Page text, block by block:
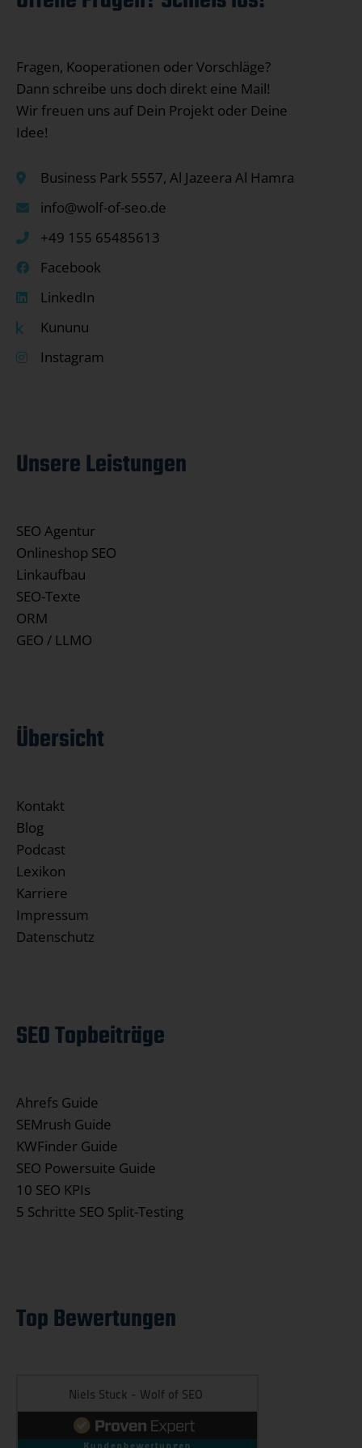
Fragen, Kooperationen oder Vorschläge?
Dann schreibe uns doch direkt eine Mail!
Wir freuen uns auf Dein Projekt oder Deine
Idee!
Business Park 5557, Al Jazeera Al Hamra
info@wolf-of-seo.de
+49 155 65485613
Facebook
LinkedIn
Kununu
Instagram
Unsere Leistungen
SEO Agentur
Onlineshop SEO
Linkaufbau
SEO-Texte
ORM
GEO / LLMO
Übersicht
Kontakt
Blog
Podcast
Lexikon
Karriere
Impressum
Datenschutz
SEO Topbeiträge
Ahrefs Guide
SEMrush Guide
KWFinder Guide
SEO Powersuite Guide
10 SEO KPIs
5 Schritte SEO Split-Testing
Top Bewertungen